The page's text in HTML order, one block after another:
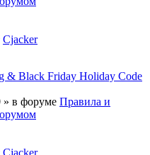
Cjacker
& Black Friday Holiday Code
» в форуме Правила и